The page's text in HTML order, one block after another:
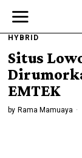
HYBRID
Situs
EMTEK
by Rama Mamuaya